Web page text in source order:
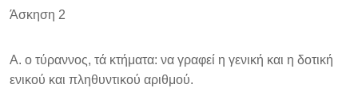
Άσκηση 2
Α. ο τύραννος, τά κτήματα: να γραφεί η γενική και η δοτική
ενικού και πληθυντικού αριθμού.